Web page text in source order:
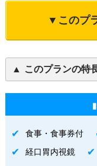
▼このプ
このプランの特
食事・食事券付
経口胃内視鏡